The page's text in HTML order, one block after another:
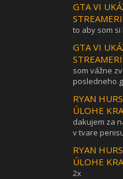
GTA VI
to aby som si
GTA VI
som vážne
posledneho
RYAN
ÚLOHE
dakujem za
v tvare
RYAN
ÚLOHE
2x